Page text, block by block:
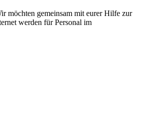
möchten gemeinsam mit eurer Hilfe zur
werden für Personal im